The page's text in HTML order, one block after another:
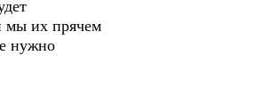
мы их прячем
нужно